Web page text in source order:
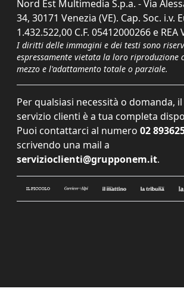
Nord Est Multimedia S.p.a. - Via
34, 30171 Venezia (VE). Cap. Soc. i.v.
1.432.522,00 C.F. 05412000266 e REA
I diritti delle immagini e dei testi sono
espressamente vietata la loro riproduzione
mezzo e l'adattamento totale o parziale.
Per qualsiasi necessità o domanda,
servizio clienti è a tua completa
Puoi contattarci al numero 02
scrivendo una mail a
servizioclienti@grupponem.it.